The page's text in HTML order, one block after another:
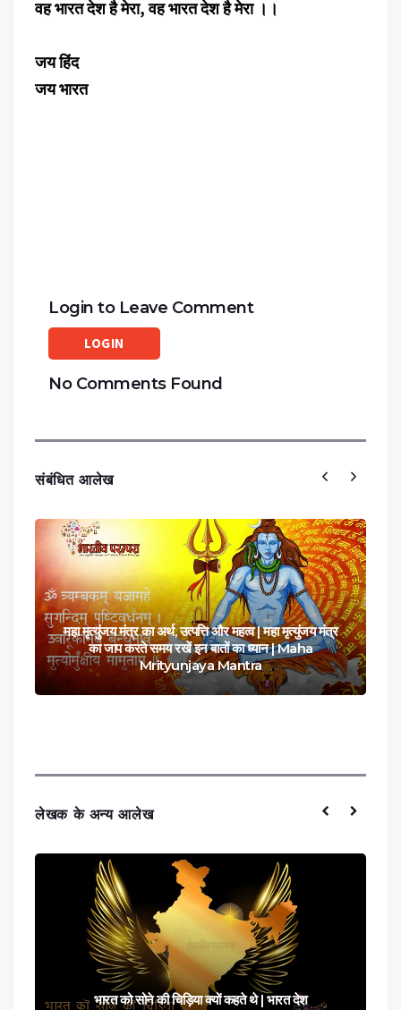
वह भारत देश है मेरा, वह भारत देश है मेरा ।।
जय हिंद
जय भारत
Login to Leave Comment
LOGIN
No Comments Found
संबंधित आलेख
महा मृत्युंजय मंत्र का अर्थ, उत्पत्ति और महत्व | महा मृत्युंजय मंत्र
का जाप करते समय रखें इन बातों का ध्यान | Maha
Mrityunjaya Mantra
लेखक के अन्य आलेख
भारत को सोने की चिड़िया क्यों कहते थे | भारत देश